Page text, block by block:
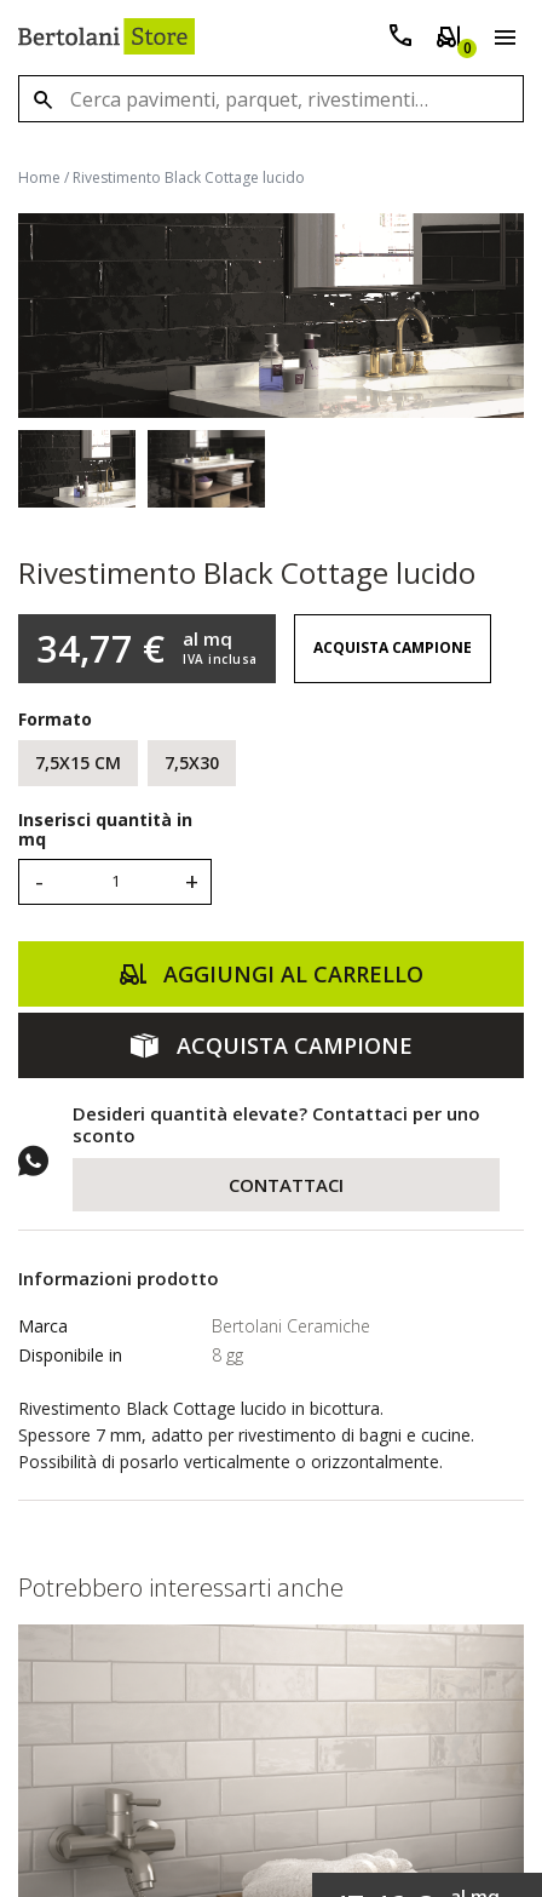
0
Home / Rivestimento Black Cottage lucido
Rivestimento Black Cottage lucido
34,77 € IVA inclusa
al mq ACQUISTA CAMPIONE
Formato
7,5X15 CM
7,5X30
Inserisci quantità in
mq
- +
AGGIUNGI AL CARRELLO
ACQUISTA CAMPIONE
Desideri quantità elevate? Contattaci per uno
sconto
CONTATTACI
Informazioni prodotto
Marca
Bertolani Ceramiche
Disponibile in
8 gg
Rivestimento Black Cottage lucido in bicottura.
Spessore 7 mm, adatto per rivestimento di bagni e cucine.
Possibilità di posarlo verticalmente o orizzontalmente.
Potrebbero interessarti anche